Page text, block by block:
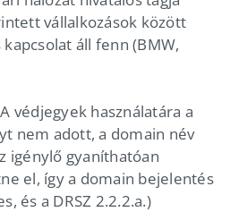
vállalkozások között
áll fenn (BMW,
védjegyek használatára a
nem adott, a domain név
igénylő gyaníthatóan
el, így a domain bejelentés
és a DRSZ 2.2.2.a.)